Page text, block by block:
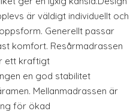
är väldigt individuellt och
Generellt passar
komfort. Resårmadrassen
ett kraftigt
en god stabilitet
Mellanmadrassen är
för ökad